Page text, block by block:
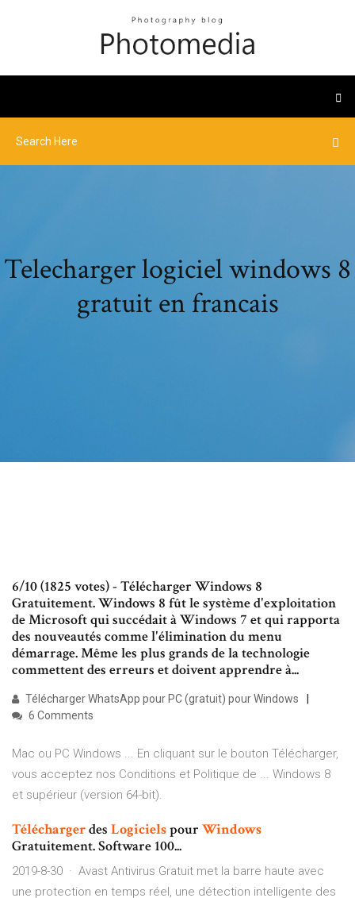
Telecharger logiciel windows 8
gratuit en francais
6/10 (1825 votes) - Télécharger Windows 8
Gratuitement. Windows 8 fût le système d'exploitation
de Microsoft qui succédait à Windows 7 et qui rapporta
des nouveautés comme l'élimination du menu
démarrage. Même les plus grands de la technologie
commettent des erreurs et doivent apprendre à...
Télécharger WhatsApp pour PC (gratuit) pour Windows
6 Comments
Mac ou PC Windows ... En cliquant sur le bouton Télécharger,
vous acceptez nos Conditions et Politique de ... Windows 8
et supérieur (version 64-bit).
Téléchargerdes Logicielspour Windows
Gratuitement. Software 100...
2019-8-30 · Avast Antivirus Gratuit met la barre haute avec
une protection en temps réel, une détection intelligente des